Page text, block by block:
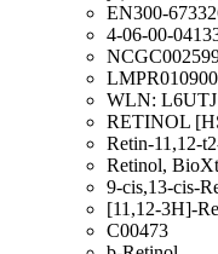
EN300-
4-06-00-
WLN:
RETINOL
Retin-11,12-
Retinol,
9-cis,13-cis-
[11,12-3H]-
C00473